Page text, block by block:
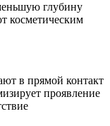
глубину
косметическим
в прямой контакт
проявление